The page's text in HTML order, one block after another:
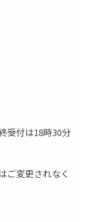
受付は18時30分
ご変更されなく